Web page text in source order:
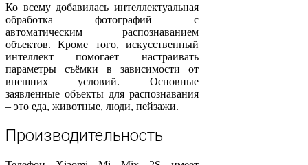
Ко всему добавилась интеллектуальная
обработка фотографий с
автоматическим распознаванием
объектов. Кроме того, искусственный
интеллект помогает настраивать
параметры съёмки в зависимости от
внешних условий. Основные
заявленные объекты для распознавания
– это еда, животные, люди, пейзажи.
Производительность